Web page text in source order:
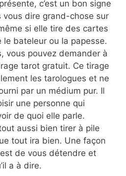
c’est un bon signe
vous dire grand-chose sur
si elle tire des cartes
le bateleur ou la papesse.
vous pouvez demander à
tarot gratuit. Ce tirage
les tarologues et ne
par un médium pur. Il
une personne qui
de quoi elle parle.
aussi bien tirer à pile
tout ira bien. Une façon
de vous détendre et
a à dire.